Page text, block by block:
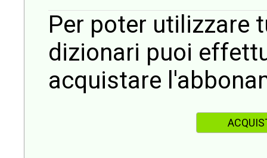
Per poter utilizzare
dizionari puoi
acquistare